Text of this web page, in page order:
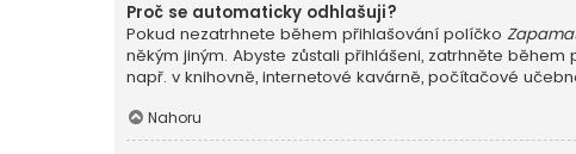
Proč se automaticky odhlašuji?
Pokud nezatrhnete během přihlašování políčko
někým jiným. Abyste zůstali přihlášeni, zatrhněte
např. v knihovně, internetové kavárně, počítačové
Nahoru